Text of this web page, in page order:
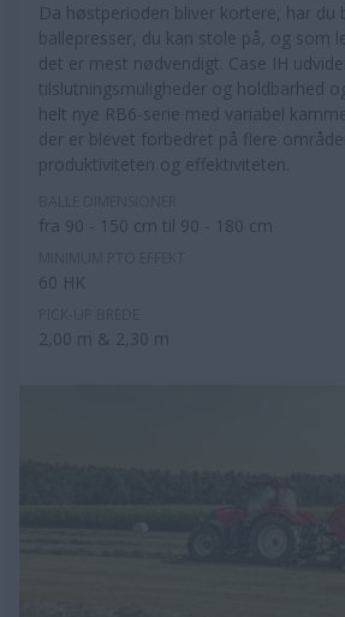
Da høstperioden bliver kortere, har du
ballepresser, du kan stole på, og som
det er mest nødvendigt. Case IH
tilslutningsmuligheder og holdbarhed
helt nye RB6-serie med variabel
der er blevet forbedret på flere
produktiviteten og effektiviteten.
fra 90 - 150 cm til 90 - 180 cm
60 HK
2,00 m & 2,30 m